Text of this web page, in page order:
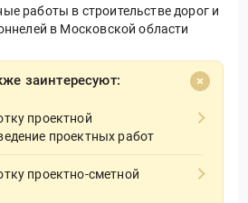
работы в строительстве дорог и
в Московской области
заинтересуют:
проектной
проектных работ
проектно-сметной